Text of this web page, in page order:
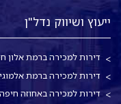
ייעוץ ושיווק נדל"ן
דירות למכירה ברמת אלון
דירות למכירה ברמת
דירות למכירה באחוזה חיפה